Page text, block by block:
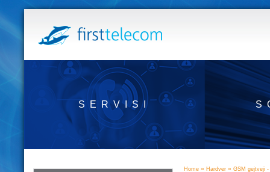
SERVISI
Home » Hardver » GSM gejtveji -